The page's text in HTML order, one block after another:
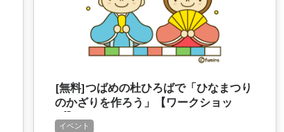
[無料]つばめの杜ひろばで「ひなまつり
のかざりを作ろう」【ワークショッ
プ】
イベント